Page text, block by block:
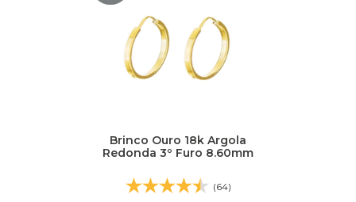
Brinco Ouro 18k Argola
Redonda 3º Furo 8.60mm
(64)